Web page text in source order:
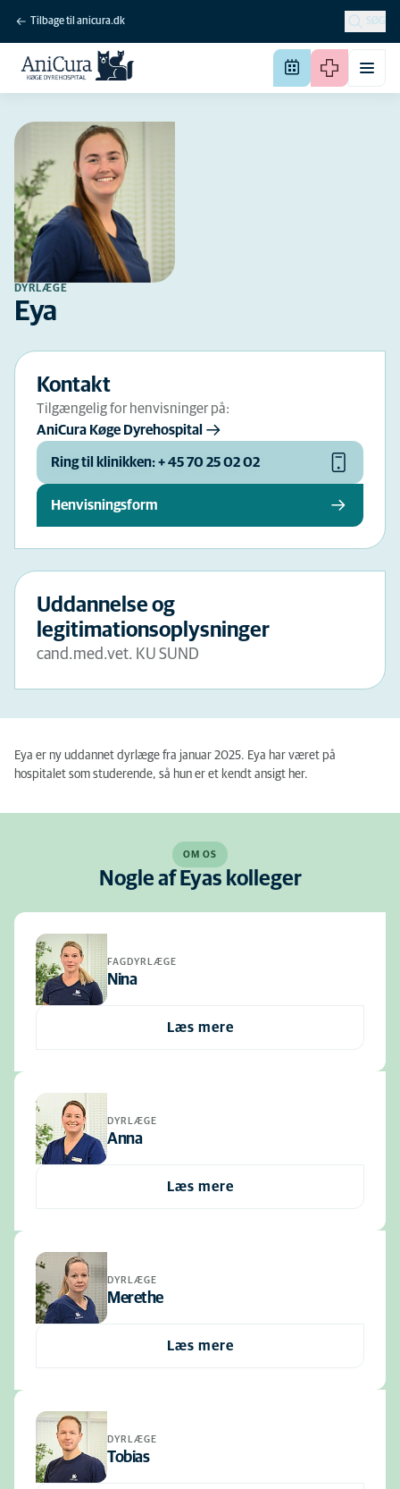
Tilbage til anicura.dk SØG
DYRLÆGE
Eya
Kontakt
Tilgængelig for henvisninger på:
AniCura Køge Dyrehospital
Ring til klinikken: + 45 70 25 02 02
Henvisningsform
Uddannelse og
legitimationsoplysninger
cand.med.vet. KU SUND
Eya er ny uddannet dyrlæge fra januar 2025. Eya har været på
hospitalet som studerende, så hun er et kendt ansigt her.
OM OS
Nogle af Eyas kolleger
FAGDYRLÆGE
Nina
Læs mere
DYRLÆGE
Anna
Læs mere
DYRLÆGE
Merethe
Læs mere
DYRLÆGE
Tobias